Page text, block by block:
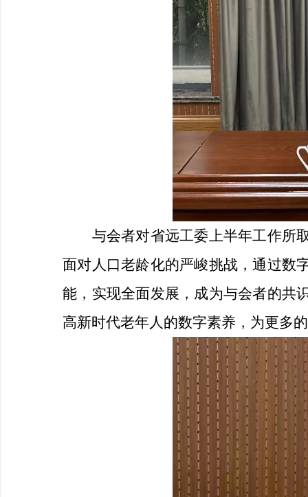
与会者对省远工委上半年工作所
面对人口老龄化的严峻挑战，通过数
能，实现全面发展，成为与会者的共
高新时代老年人的数字素养，为更多